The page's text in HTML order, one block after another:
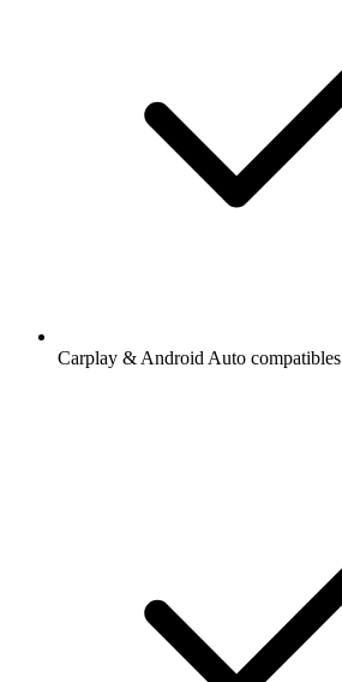
Carplay & Android Auto compatibles